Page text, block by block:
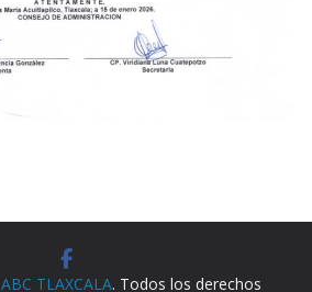
ABC TLAXCALA. Todos los derechos